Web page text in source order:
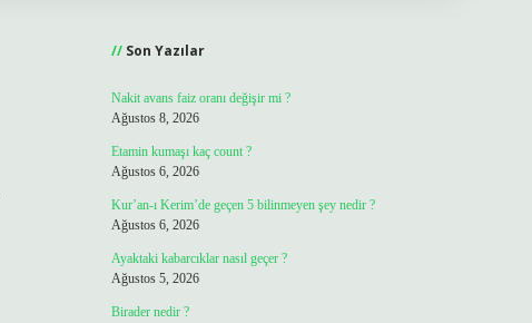
Son Yazılar
Nakit avans faiz oranı değişir mi ?
Ağustos 8, 2026
Etamin kumaşı kaç count ?
Ağustos 6, 2026
Kur’an-ı Kerim’de geçen 5 bilinmeyen şey nedir ?
Ağustos 6, 2026
Ayaktaki kabarcıklar nasıl geçer ?
Ağustos 5, 2026
Birader nedir ?